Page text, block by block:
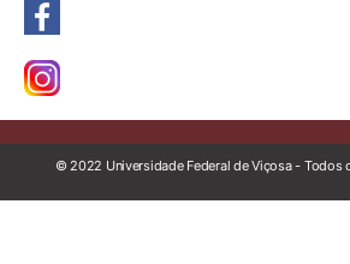
© 2022 Universidade Federal de Viçosa - Todos